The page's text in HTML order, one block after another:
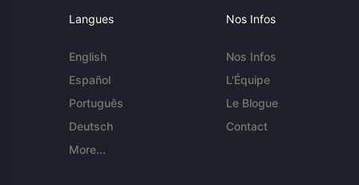
Langues
English
Español
Português
Deutsch
More...
Nos Infos
Nos Infos
L'Équipe
Le Blogue
Contact